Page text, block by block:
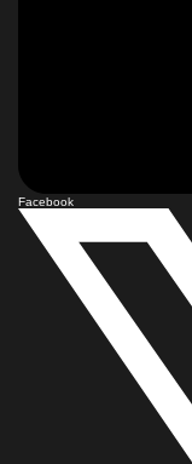
Facebook